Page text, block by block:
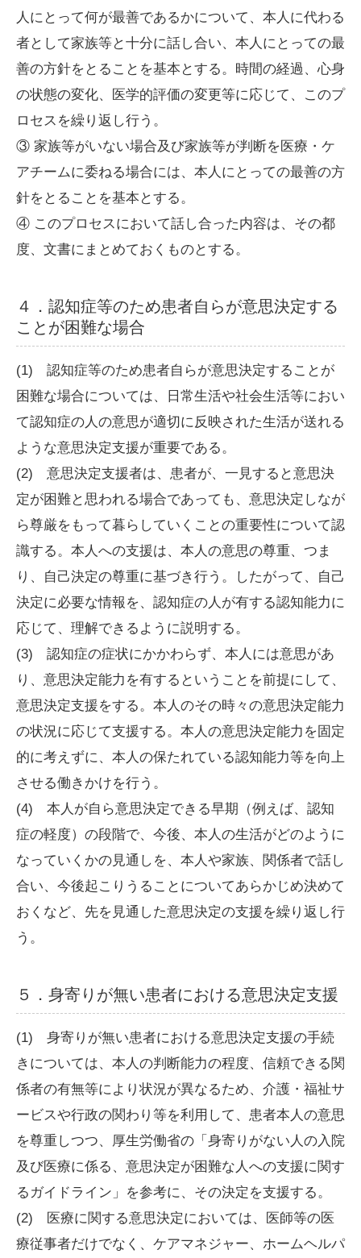
人にとって何が最善であるかについて、本人に代わる
者として家族等と十分に話し合い、本人にとっての最
善の方針をとることを基本とする。時間の経過、心身
の状態の変化、医学的評価の変更等に応じて、このプ
ロセスを繰り返し行う。
③ 家族等がいない場合及び家族等が判断を医療・ケ
アチームに委ねる場合には、本人にとっての最善の方
針をとることを基本とする。
④ このプロセスにおいて話し合った内容は、その都
度、文書にまとめておくものとする。
４．認知症等のため患者自らが意思決定する
ことが困難な場合
(1) 認知症等のため患者自らが意思決定することが
困難な場合については、日常生活や社会生活等におい
て認知症の人の意思が適切に反映された生活が送れる
ような意思決定支援が重要である。
(2) 意思決定支援者は、患者が、一見すると意思決
定が困難と思われる場合であっても、意思決定しなが
ら尊厳をもって暮らしていくことの重要性について認
識する。本人への支援は、本人の意思の尊重、つま
り、自己決定の尊重に基づき行う。したがって、自己
決定に必要な情報を、認知症の人が有する認知能力に
応じて、理解できるように説明する。
(3) 認知症の症状にかかわらず、本人には意思があ
り、意思決定能力を有するということを前提にして、
意思決定支援をする。本人のその時々の意思決定能力
の状況に応じて支援する。本人の意思決定能力を固定
的に考えずに、本人の保たれている認知能力等を向上
させる働きかけを行う。
(4) 本人が自ら意思決定できる早期（例えば、認知
症の軽度）の段階で、今後、本人の生活がどのように
なっていくかの見通しを、本人や家族、関係者で話し
合い、今後起こりうることについてあらかじめ決めて
おくなど、先を見通した意思決定の支援を繰り返し行
う。
５．身寄りが無い患者における意思決定支援
(1) 身寄りが無い患者における意思決定支援の手続
きについては、本人の判断能力の程度、信頼できる関
係者の有無等により状況が異なるため、介護・福祉サ
ービスや行政の関わり等を利用して、患者本人の意思
を尊重しつつ、厚生労働省の「身寄りがない人の入院
及び医療に係る、意思決定が困難な人への支援に関す
るガイドライン」を参考に、その決定を支援する。
(2) 医療に関する意思決定においては、医師等の医
療従事者だけでなく、ケアマネジャー、ホームヘルパ